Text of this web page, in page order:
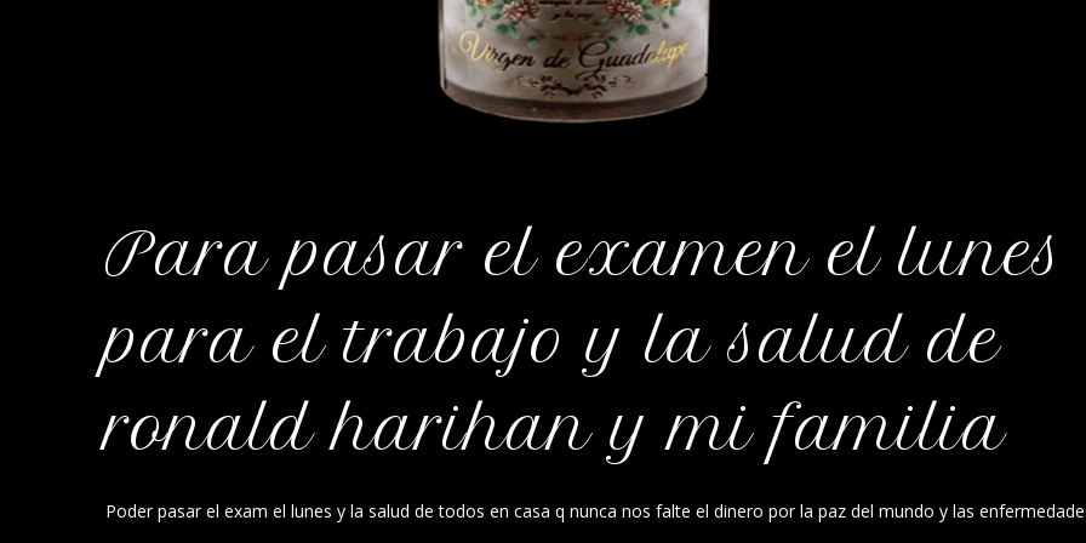
Para pasar el examen el lunes
para el trabajo y la salud de
ronald harihan y mi familia
Poder pasar el exam el lunes y la salud de todos en casa q nunca nos falte el dinero por la paz del mundo y las